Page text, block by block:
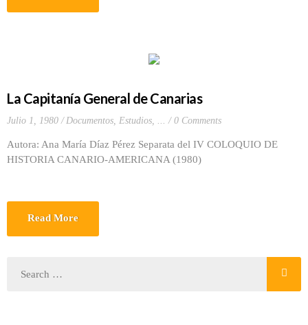
La Capitanía General de Canarias
Julio 1, 1980 Documentos, Estudios, ... 0 Comments
Autora: Ana María Díaz Pérez Separata del IV COLOQUIO DE
HISTORIA CANARIO-AMERICANA (1980)
Read More